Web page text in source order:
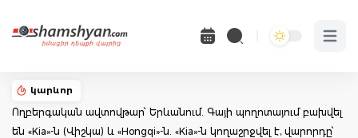
Open
կարևոր
Ողբերգական ավտովթար՝ Երևանում. Գայի պողոտայում բախվել
են «Kia»-ն (Վիշկա) և «Hongqi»-ն. «Kia»-ն կողաշրջվել է, վարորդը՝